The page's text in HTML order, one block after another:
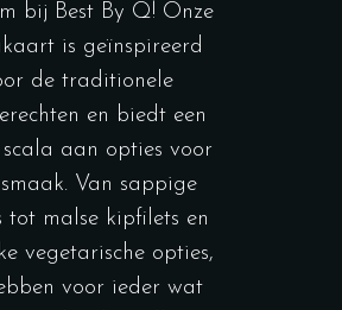
bij Best By Q! Onze
is geïnspireerd
de traditionele
en biedt een
scala aan opties voor
Van sappige
tot malse kipfilets en
vegetarische opties,
voor ieder wat